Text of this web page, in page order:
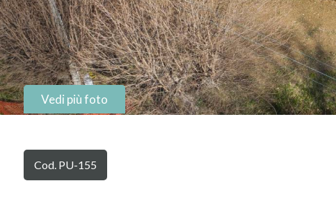
Vedi più foto
Cod. PU-155
Comune
-
multiscelta